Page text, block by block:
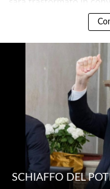
SCHIAFFO DEL